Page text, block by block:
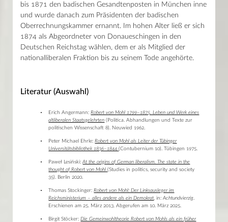
bis 1871 den badischen Gesandtenposten in München inne
und wurde danach zum Präsidenten der badischen
Oberrechnungskammer ernannt. Im hohen Alter ließ er sich
1874 als Abgeordneter von Donaueschingen in den
Deutschen Reichstag wählen, dem er als Mitglied der
nationalliberalen Fraktion bis zu seinem Tode angehörte.
Literatur (Auswahl)
Erich Angermann:Robert von Mohl 1799–1875. Leben und Werk eines
altliberalen Staatsgelehrten (Politica. Abhandlungen und Texte zur
politischen Wissenschaft 8). Neuwied 1962.
Peter Michael Ehrle:Robert von Mohl als Leiter der Tübinger
Universitätsbibliothek 1836–1844(Contubernium 10). Tübingen 1975.
Paweł Lesiński:At the origins of German liberalism. The state in the
thought of Robert von Mohl(Studies in politics, security and society
35). Berlin 2020.
Thomas Stockinger:Robert von Mohl: Der Linksausleger im
Reichsministerium – alles andere als ein Demokrat , in:Achtundvierzig
Erschienen am 25. März 2013. Abgerufen am 10. März 2025.
Birgit Stöcker:Die Gemeinwohltheorie Robert von Mohls als ein früher